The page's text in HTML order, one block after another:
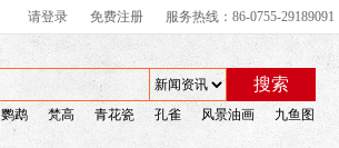
请登录 免费注册 服务热线：86-0755-29189091
搜索
鹦鹉 梵高 青花瓷 孔雀 风景油画 九鱼图